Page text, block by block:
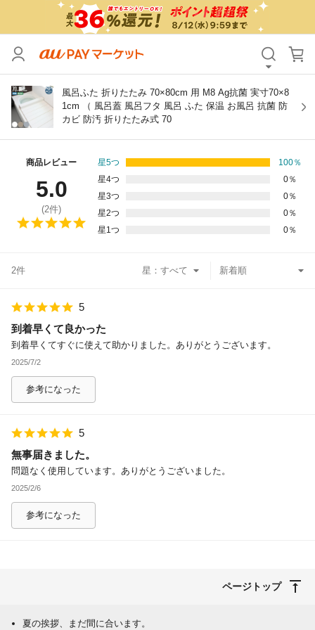
風呂ふた 折りたたみ 70×80cm 用 M8 Ag抗菌 実寸70×8
1cm （ 風呂蓋 風呂フタ 風呂 ふた 保温 お風呂 抗菌 防
カビ 防汚 折りたたみ式 70
商品レビュー
5.0
(2件)
星5つ 100％
星4つ
0％
星3つ
0％
星2つ
0％
星1つ
0％
2件 星：
5
到着早くて良かった
到着早くてすぐに使えて助かりました。ありがとうございます。
2025/7/2
参考になった
5
無事届きました。
問題なく使用しています。ありがとうございました。
2025/2/6
参考になった
ページトップ
夏の挨拶、まだ間に合います。
カテゴリ すべて
価格 すべて
支払い方法
その他の条件
送料無料
Pontaパス特典対象すべて
除外ワード